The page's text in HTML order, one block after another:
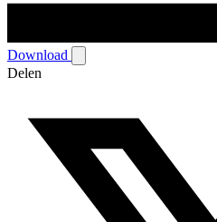
Download
Delen